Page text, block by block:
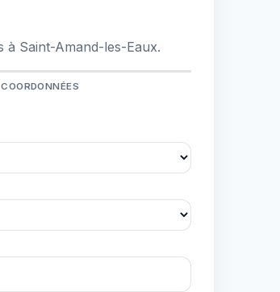
Saint-Amand-les-Eaux.
COORDONNÉES